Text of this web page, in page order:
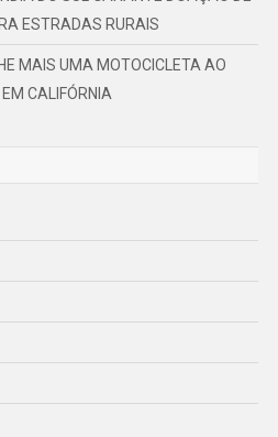
ESTRADAS RURAIS
MAIS UMA MOTOCICLETA AO
CALIFÓRNIA